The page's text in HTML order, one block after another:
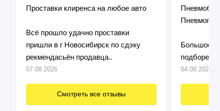
Проставки клиренса на любое авто
Всё прошло удачно проставки
пришли в г Новосибирск по сдэку
рекмендасьён продавца..
07.08.2026
Смотреть все отзывы
Большое
подборе и
Установил
04.08.2026